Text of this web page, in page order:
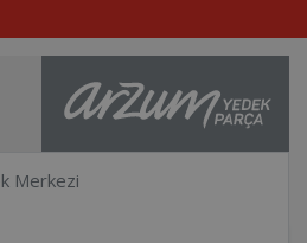
Merkezi